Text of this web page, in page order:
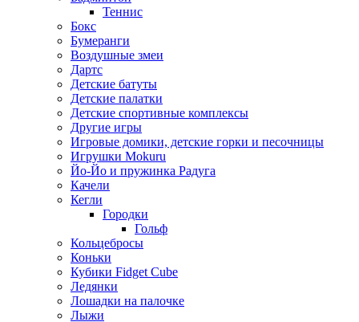
Теннис
Бокс
Бумеранги
Воздушные змеи
Дартс
Детские батуты
Детские палатки
Детские спортивные комплексы
Другие игры
Игровые домики, детские горки и песочницы
Игрушки Mokuru
Йо-Йо и пружинка Радуга
Качели
Кегли
Городки
Гольф
Кольцебросы
Коньки
Кубики Fidget Cube
Ледянки
Лошадки на палочке
Лыжи